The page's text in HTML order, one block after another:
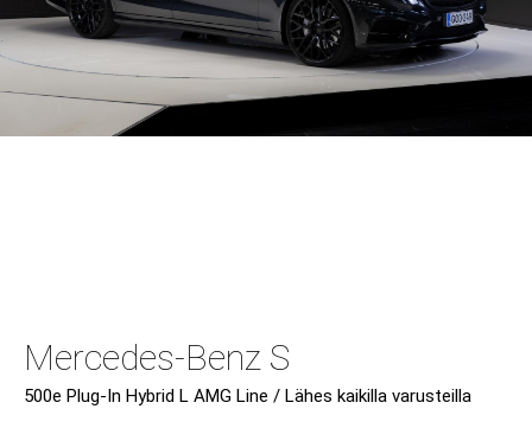
Mercedes-Benz S
500e Plug-In Hybrid L AMG Line / Lähes kaikilla varusteilla